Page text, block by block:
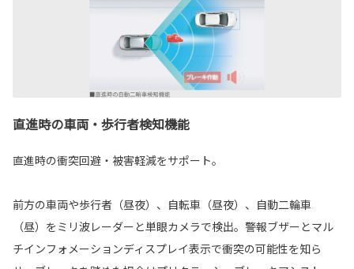
直進時の車両・歩行者検知機能
直進時の衝突回避・被害軽減をサポート。
前方の車両や歩行者（昼夜）、自転車（昼夜）、自動二輪車
（昼）をミリ波レーダーと単眼カメラで検出。警報ブザーとマル
チインフォメーションディスプレイ表示で衝突の可能性を知ら